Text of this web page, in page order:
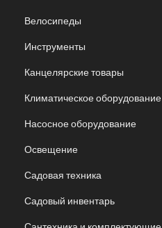
Велосипеды
Инструменты
Канцелярские товары
Климатическое оборудование
Насосное оборудование
Освещение
Садовая техника
Садовый инвентарь